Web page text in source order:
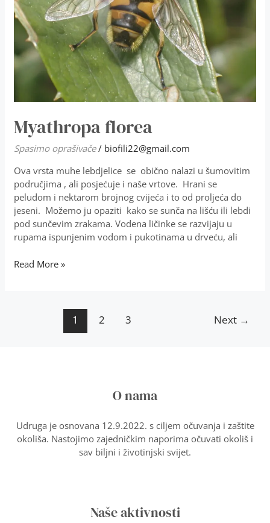
Myathropa florea
Spasimo oprašivače/ biofili22@gmail.com
Ova vrsta muhe lebdjelice se obično nalazi u šumovitim
područjima , ali posjećuje i naše vrtove. Hrani se
peludom i nektarom brojnog cvijeća i to od proljeća do
jeseni. Možemo ju opaziti kako se sunča na lišću ili lebdi
pod sunčevim zrakama. Vodena ličinke se razvijaju u
rupama ispunjenim vodom i pukotinama u drveću, ali
Read More »
1 2 3 Next →
O nama
Udruga je osnovana 12.9.2022. s ciljem očuvanja i zaštite
okoliša. Nastojimo zajedničkim naporima očuvati okoliš i
sav biljni i životinjski svijet.
Naše aktivnosti